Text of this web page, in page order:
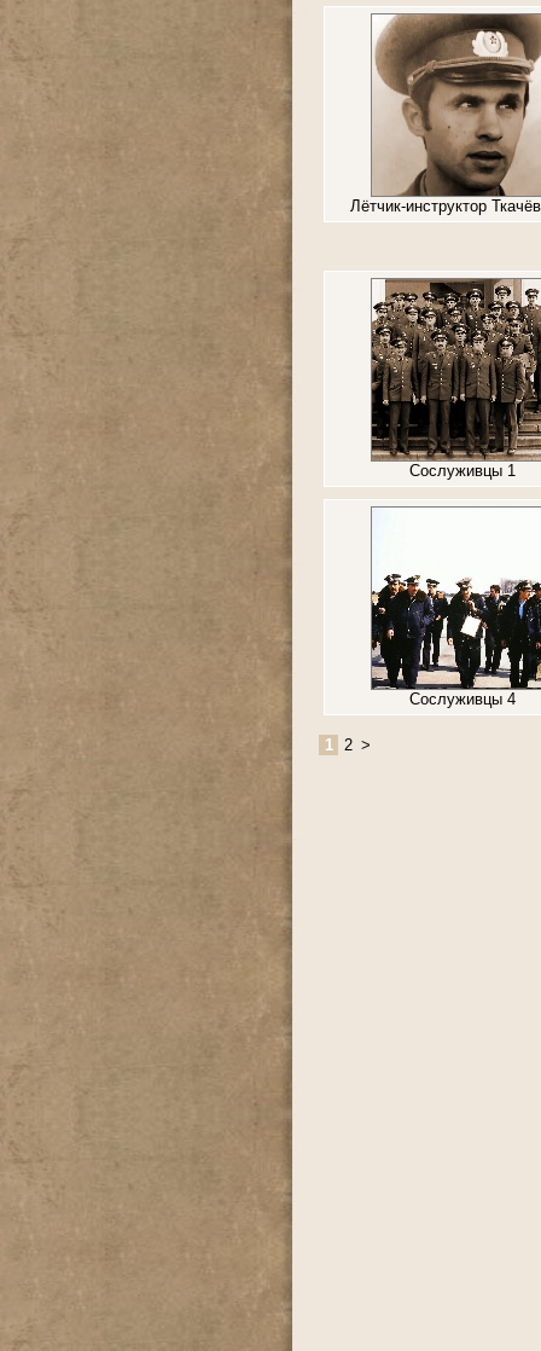
Лётчик-инструктор
Сослуживцы 1
Сослуживцы 4
1 2 >